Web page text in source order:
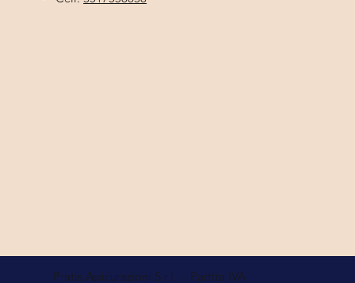
Pratis Assicurazioni S.r.l. - Partita IVA